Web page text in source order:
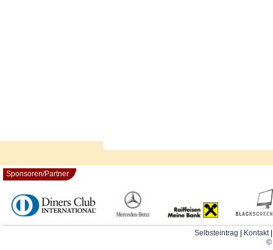
Sponsoren/Partner
Selbsteintrag Kontakt
©